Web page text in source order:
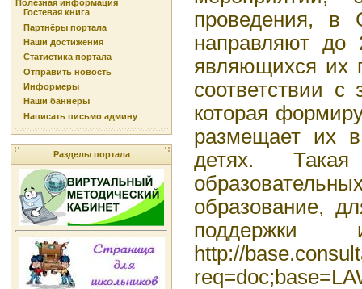
Полезная информация
Гостевая книга
Партнёры портала
Наши достижения
Статистика портала
Отправить новость
Информеры
Наши баннеры
Написать письмо админу
Разделы портала
проведения, в
направляют до
являющихся их
соответствии с
которая
размещает их
детях.
образование,
поддержки
http://